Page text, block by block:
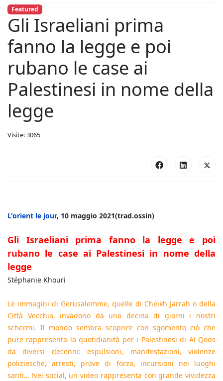
Featured
Gli Israeliani prima
fanno la legge e poi
rubano le case ai
Palestinesi in nome della
legge
Visite: 3065
L'orient le jour, 10 maggio 2021(trad.ossin)
Gli Israeliani prima fanno la legge e poi
rubano le case ai Palestinesi in nome della
legge
Stéphanie Khouri
Le immagini di Gerusalemme, quelle di Cheikh Jarrah o della
Città Vecchia, invadono da una decina di giorni i nostri
schermi. Il mondo sembra scoprire con sgomento ciò che
pure rappresenta la quotidianità per i Palestinesi di Al Qods
da diversi decenni: espulsioni, manifestazioni, violenze
poliziesche, arresti, prove di forza, incursioni nei luoghi
santi… Nei social, un video rappresenta con grande vividezza